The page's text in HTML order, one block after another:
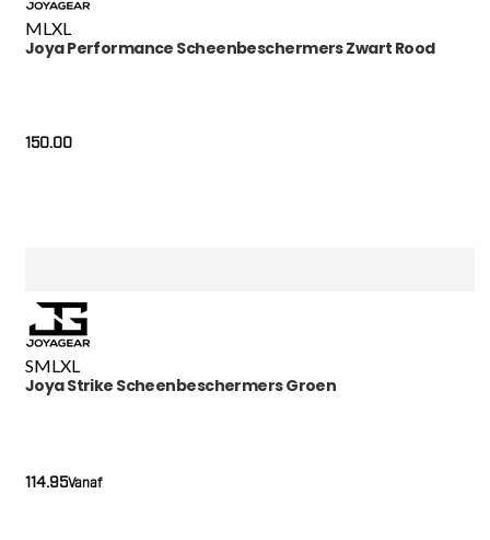
ML XL
Joya Performance Scheenbeschermers Zwart Rood
150.00
SMLXL
Joya Strike Scheenbeschermers Groen
Vanaf
114.95